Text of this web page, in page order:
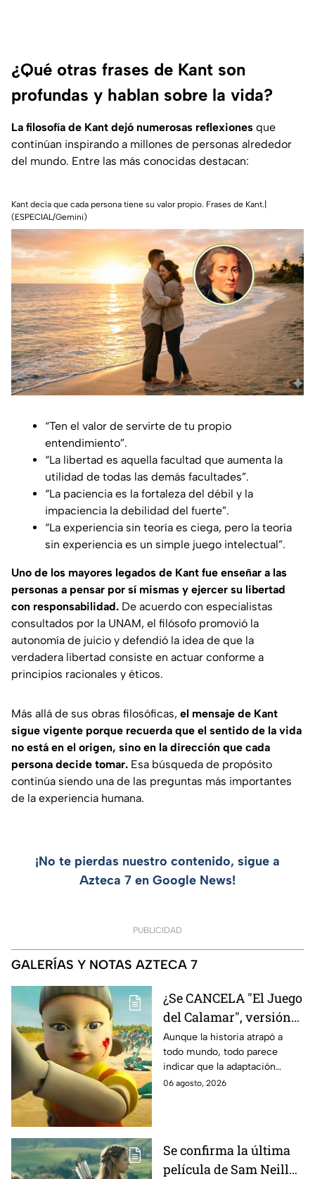
¿Qué otras frases de Kant son
profundas y hablan sobre la vida?
La filosofía de Kant dejó numerosas reflexiones que
continúan inspirando a millones de personas alrededor
del mundo. Entre las más conocidas destacan:
Kant decía que cada persona tiene su valor propio. Frases de Kant.|
(ESPECIAL/Gemini)
“Ten el valor de servirte de tu propio
entendimiento”.
“La libertad es aquella facultad que aumenta la
utilidad de todas las demás facultades”.
“La paciencia es la fortaleza del débil y la
impaciencia la debilidad del fuerte”.
“La experiencia sin teoría es ciega, pero la teoría
sin experiencia es un simple juego intelectual”.
Uno de los mayores legados de Kant fue enseñar a las
personas a pensar por sí mismas y ejercer su libertad
con responsabilidad. De acuerdo con especialistas
consultados por la UNAM, el filósofo promovió la
autonomía de juicio y defendió la idea de que la
verdadera libertad consiste en actuar conforme a
principios racionales y éticos.
Más allá de sus obras filosóficas, el mensaje de Kant
sigue vigente porque recuerda que el sentido de la vida
no está en el origen, sino en la dirección que cada
persona decide tomar. Esa búsqueda de propósito
continúa siendo una de las preguntas más importantes
de la experiencia humana.
¡No te pierdas nuestro contenido, sigue a
Azteca 7 en Google News!
PUBLICIDAD
GALERÍAS Y NOTAS AZTECA 7
¿Se CANCELA "El Juego
del Calamar", versión
Estados Unidos? Esto
es lo que se sabe al
momento
Aunque la historia atrapó a
todo mundo, todo parece
indicar que la adaptación
podría ser cancelada:
06 agosto, 2026
Se confirma la última
película de Sam Neill